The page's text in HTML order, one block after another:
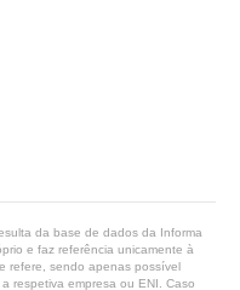
da base de dados da Informa
e faz referência unicamente à
refere, sendo apenas possível
respetiva empresa ou ENI. Caso